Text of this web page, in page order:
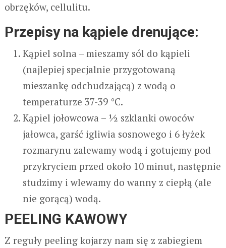
obrzęków, cellulitu.
Przepisy na kąpiele drenujące:
Kąpiel solna – mieszamy sól do kąpieli
(najlepiej specjalnie przygotowaną
mieszankę odchudzającą) z wodą o
temperaturze 37-39 °C.
Kąpiel jołowcowa – ½ szklanki owoców
jałowca, garść igliwia sosnowego i 6 łyżek
rozmarynu zalewamy wodą i gotujemy pod
przykryciem przed około 10 minut, następnie
studzimy i wlewamy do wanny z ciepłą (ale
nie gorącą) wodą.
PEELING KAWOWY
Z reguły peeling kojarzy nam się z zabiegiem